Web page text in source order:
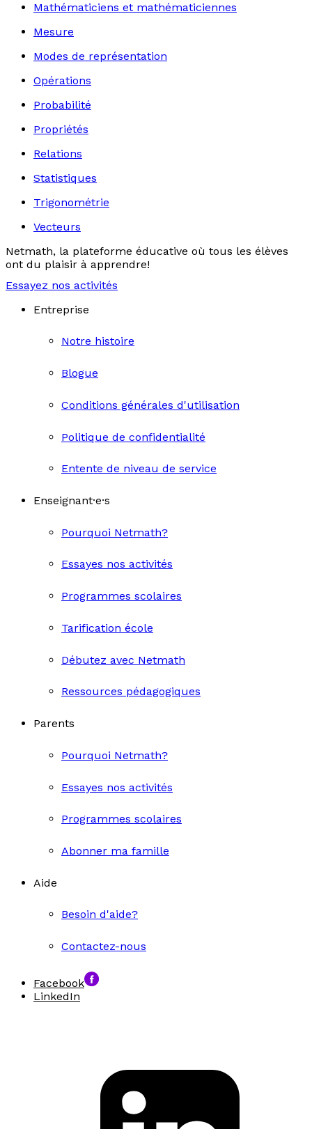
Mathématiciens et mathématiciennes
Mesure
Modes de représentation
Opérations
Probabilité
Propriétés
Relations
Statistiques
Trigonométrie
Vecteurs
Netmath, la plateforme éducative où tous les élèves
ont du plaisir à apprendre!
Essayez nos activités
Entreprise
Notre histoire
Blogue
Conditions générales d'utilisation
Politique de confidentialité
Entente de niveau de service
Enseignant·e·s
Pourquoi Netmath?
Essayes nos activités
Programmes scolaires
Tarification école
Débutez avec Netmath
Ressources pédagogiques
Parents
Pourquoi Netmath?
Essayes nos activités
Programmes scolaires
Abonner ma famille
Aide
Besoin d'aide?
Contactez-nous
Facebook
LinkedIn